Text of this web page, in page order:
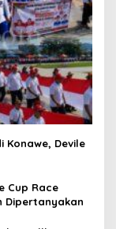
Konawe, Devile
Cup Race
Dipertanyakan